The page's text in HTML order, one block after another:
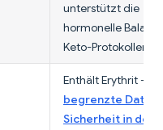
unterstützt die
hormonelle
Keto-Protokollen.
Enthält Erythrit --
begrenzte Daten
Sicherheit in der